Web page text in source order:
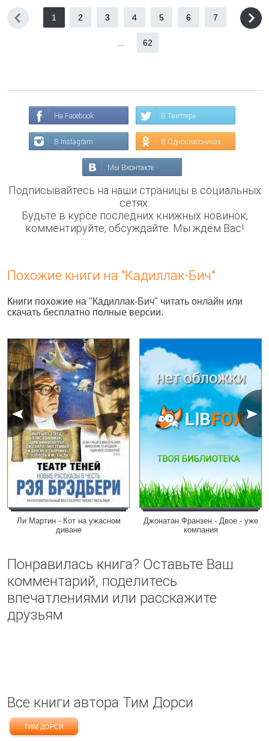
1 2 3 4 5 6 7
62
На Facebook В Твиттере
В Instagram В Одноклассниках
Мы Вконтакте
Подписывайтесь на наши страницы в социальных
сетях.
Будьте в курсе последних книжных новинок,
комментируйте, обсуждайте. Мы ждём Вас!
Похожие книги на "Кадиллак-Бич"
Книги похожие на "Кадиллак-Бич" читать онлайн или
скачать бесплатно полные версии.
Ли Мартин - Кот на ужасном
диване
Джонатан Франзен - Двое - уже
компания
Понравилась книга? Оставьте Ваш
комментарий, поделитесь
впечатлениями или расскажите
друзьям
Все книги автора Тим Дорси
ТИМ ДОРСИ